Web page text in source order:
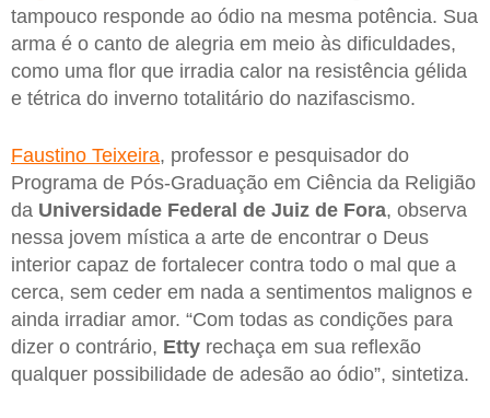
tampouco responde ao ódio na mesma potência. Sua
arma é o canto de alegria em meio às dificuldades,
como uma flor que irradia calor na resistência gélida
e tétrica do inverno totalitário do nazifascismo.
Faustino Teixeira, professor e pesquisador do
Programa de Pós-Graduação em Ciência da Religião
da Universidade Federal de Juiz de Fora, observa
nessa jovem mística a arte de encontrar o Deus
interior capaz de fortalecer contra todo o mal que a
cerca, sem ceder em nada a sentimentos malignos e
ainda irradiar amor. “Com todas as condições para
dizer o contrário, Etty rechaça em sua reflexão
qualquer possibilidade de adesão ao ódio”, sintetiza.